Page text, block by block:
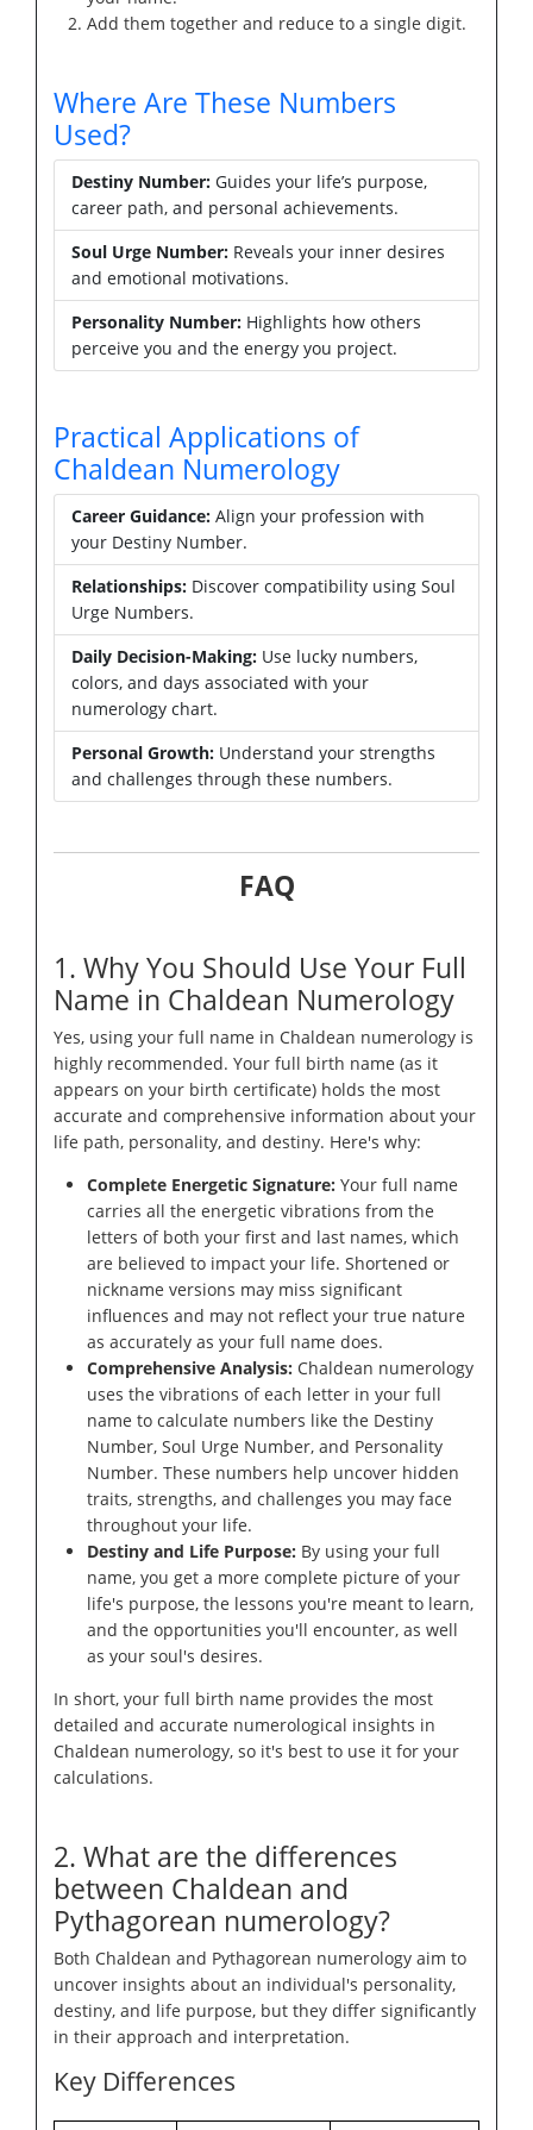
Add them together and reduce to a single digit.
Where Are These Numbers
Used?
Destiny Number: Guides your life’s purpose,
career path, and personal achievements.
Soul Urge Number: Reveals your inner desires
and emotional motivations.
Personality Number: Highlights how others
perceive you and the energy you project.
Practical Applications of
Chaldean Numerology
Career Guidance: Align your profession with
your Destiny Number.
Relationships: Discover compatibility using Soul
Urge Numbers.
Daily Decision-Making: Use lucky numbers,
colors, and days associated with your
numerology chart.
Personal Growth: Understand your strengths
and challenges through these numbers.
FAQ
1. Why You Should Use Your Full
Name in Chaldean Numerology
Yes, using your full name in Chaldean numerology is
highly recommended. Your full birth name (as it
appears on your birth certificate) holds the most
accurate and comprehensive information about your
life path, personality, and destiny. Here's why:
Complete Energetic Signature: Your full name
carries all the energetic vibrations from the
letters of both your first and last names, which
are believed to impact your life. Shortened or
nickname versions may miss significant
influences and may not reflect your true nature
as accurately as your full name does.
Comprehensive Analysis: Chaldean numerology
uses the vibrations of each letter in your full
name to calculate numbers like the Destiny
Number, Soul Urge Number, and Personality
Number. These numbers help uncover hidden
traits, strengths, and challenges you may face
throughout your life.
Destiny and Life Purpose: By using your full
name, you get a more complete picture of your
life's purpose, the lessons you're meant to learn,
and the opportunities you'll encounter, as well
as your soul's desires.
In short, your full birth name provides the most
detailed and accurate numerological insights in
Chaldean numerology, so it's best to use it for your
calculations.
2. What are the differences
between Chaldean and
Pythagorean numerology?
Both Chaldean and Pythagorean numerology aim to
uncover insights about an individual's personality,
destiny, and life purpose, but they differ significantly
in their approach and interpretation.
Key Differences